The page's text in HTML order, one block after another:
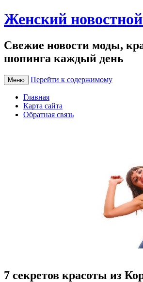
Женский
Свежие новости моды,
шопинга каждый день
Меню Перейти к содержимому
Главная
Карта сайта
Обратная связь
7 секретов красоты из